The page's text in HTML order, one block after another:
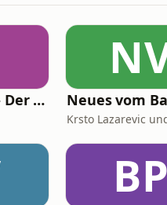
DSTFanFooBL - Der Podcast zur Down Set Talk! Fantasy Football Bundesliga
BP